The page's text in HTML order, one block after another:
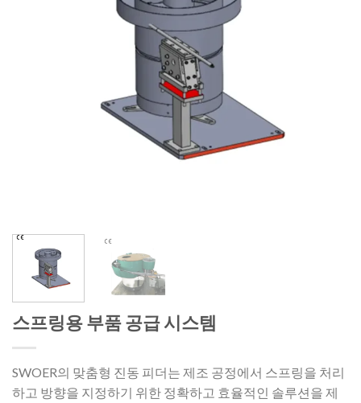
스프링용 부품 공급 시스템
SWOER의 맞춤형 진동 피더는 제조 공정에서 스프링을 처리
하고 방향을 지정하기 위한 정확하고 효율적인 솔루션을 제